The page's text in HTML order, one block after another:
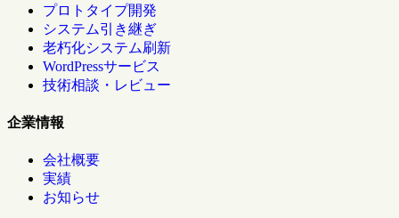
プロトタイプ開発
システム引き継ぎ
老朽化システム刷新
WordPressサービス
技術相談・レビュー
企業情報
会社概要
実績
お知らせ